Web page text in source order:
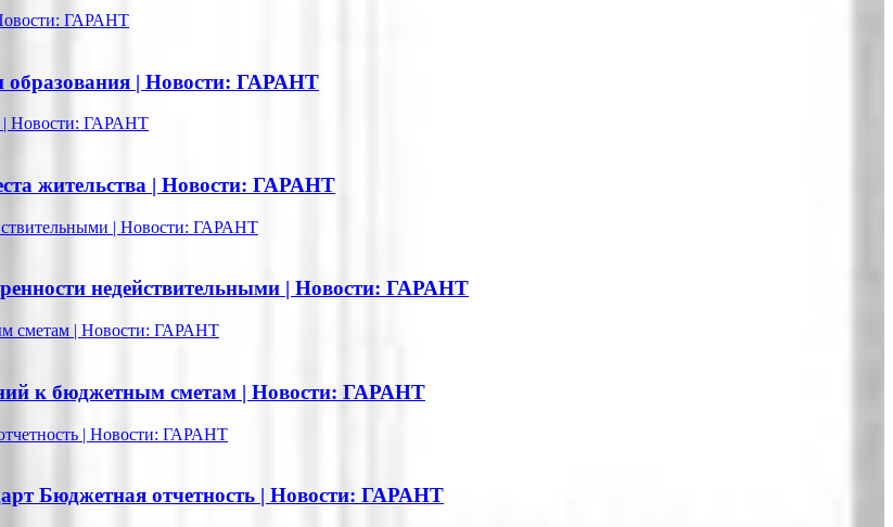
Новости: ГАРАНТ
образования | Новости: ГАРАНТ
| Новости: ГАРАНТ
жительства | Новости: ГАРАНТ
| Новости: ГАРАНТ
недействительными | Новости: ГАРАНТ
сметам | Новости: ГАРАНТ
к бюджетным сметам | Новости: ГАРАНТ
| Новости: ГАРАНТ
Бюджетная отчетность | Новости: ГАРАНТ